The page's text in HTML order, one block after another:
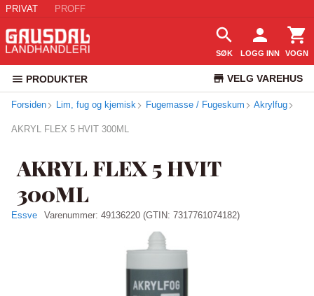
PRIVAT PROFF
SØK LOGG INN VOGN
PRODUKTER VELG VAREHUS
KUNDESERVICE
Forsiden Lim, fug og kjemisk Fugemasse / Fugeskum Akrylfug
AKRYL FLEX 5 HVIT 300ML
AKRYL FLEX 5 HVIT
300ML
Essve Varenummer: 49136220 (GTIN: 7317761074182)